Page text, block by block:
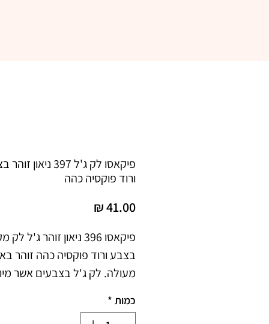
פיקאסו לק ג'ל 397 ניאון
ורוד פוקסיה כהה
פיקאסו 396 ניאון זוהר ג'ל
בצבע ורוד פוקסיה כהה זוהר
מעולה. לק ג'ל בצבעים אשר
נצמד היטב לציפורניים ואינו
כמות *